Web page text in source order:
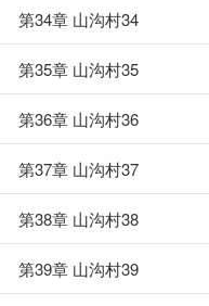
第34章 山沟村34
第35章 山沟村35
第36章 山沟村36
第37章 山沟村37
第38章 山沟村38
第39章 山沟村39